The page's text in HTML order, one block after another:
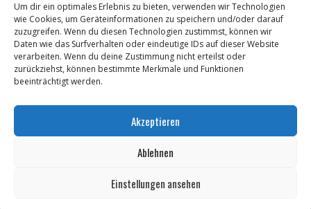
Um dir ein optimales Erlebnis zu bieten, verwenden wir Technologien
wie Cookies, um Geräteinformationen zu speichern und/oder darauf
zuzugreifen. Wenn du diesen Technologien zustimmst, können wir
Daten wie das Surfverhalten oder eindeutige IDs auf dieser Website
verarbeiten. Wenn du deine Zustimmung nicht erteilst oder
zurückziehst, können bestimmte Merkmale und Funktionen
beeinträchtigt werden.
Akzeptieren
Ablehnen
Einstellungen ansehen